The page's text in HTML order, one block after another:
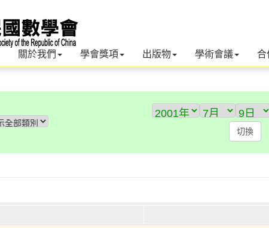
關於我們 學會獎項 出版物 學術會議 合